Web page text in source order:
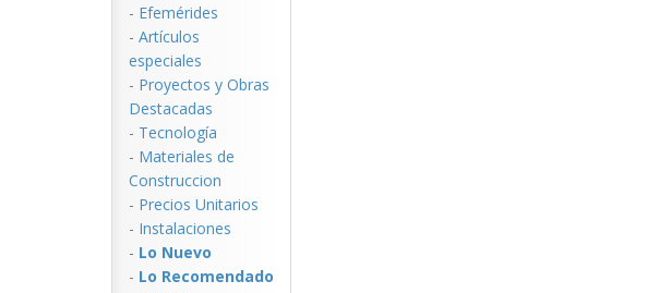
- Efemérides
- Artículos
especiales
- Proyectos y Obras
Destacadas
- Tecnología
- Materiales de
Construccion
- Precios Unitarios
- Instalaciones
- Lo Nuevo
- Lo Recomendado